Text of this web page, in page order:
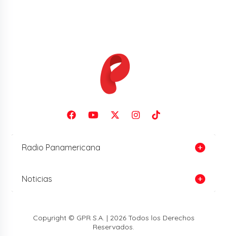
Radio Panamericana
Noticias
Copyright © GPR S.A. | 2026 Todos los Derechos
Reservados.